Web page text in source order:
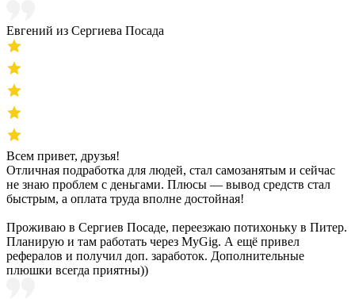
Евгений из Сергиева Посада
Всем привет, друзья!
Отличная подработка для людей, стал самозанятым и сейчас
не знаю проблем с деньгами. Плюсы — вывод средств стал
быстрым, а оплата труда вполне достойная!
Проживаю в Сергиев Посаде, переезжаю потихоньку в Питер.
Планирую и там работать через MyGig. А ещё привел
рефералов и получил доп. заработок. Дополнительные
плюшки всегда приятны))